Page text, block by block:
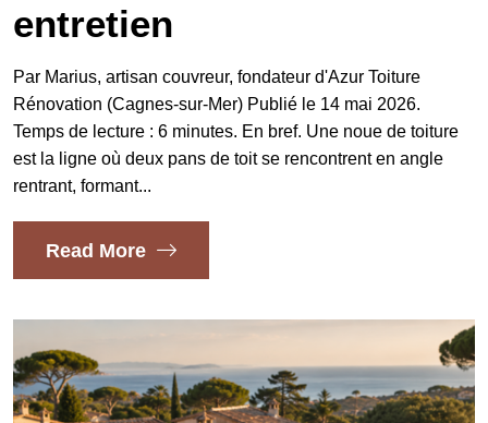
entretien
Par Marius, artisan couvreur, fondateur d'Azur Toiture
Rénovation (Cagnes-sur-Mer) Publié le 14 mai 2026.
Temps de lecture : 6 minutes. En bref. Une noue de toiture
est la ligne où deux pans de toit se rencontrent en angle
rentrant, formant...
Read More